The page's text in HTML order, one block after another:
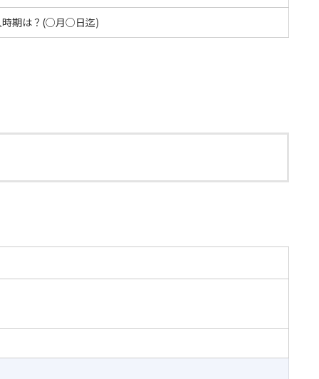
時期は？(○月○日迄)